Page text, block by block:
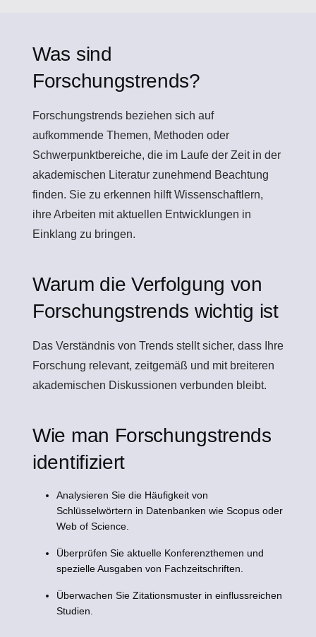
Was sind
Forschungstrends?
Forschungstrends beziehen sich auf
aufkommende Themen, Methoden oder
Schwerpunktbereiche, die im Laufe der Zeit in der
akademischen Literatur zunehmend Beachtung
finden. Sie zu erkennen hilft Wissenschaftlern,
ihre Arbeiten mit aktuellen Entwicklungen in
Einklang zu bringen.
Warum die Verfolgung von
Forschungstrends wichtig ist
Das Verständnis von Trends stellt sicher, dass Ihre
Forschung relevant, zeitgemäß und mit breiteren
akademischen Diskussionen verbunden bleibt.
Wie man Forschungstrends
identifiziert
Analysieren Sie die Häufigkeit von
Schlüsselwörtern in Datenbanken wie Scopus oder
Web of Science.
Überprüfen Sie aktuelle Konferenzthemen und
spezielle Ausgaben von Fachzeitschriften.
Überwachen Sie Zitationsmuster in einflussreichen
Studien.